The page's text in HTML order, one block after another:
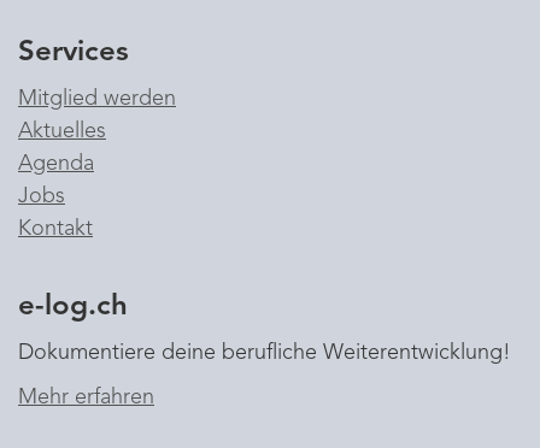
Services
Mitglied werden
Aktuelles
Agenda
Jobs
Kontakt
e-log.ch
Dokumentiere deine berufliche Weiterentwicklung!
Mehr erfahren